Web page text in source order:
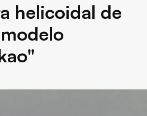
helicoidal de